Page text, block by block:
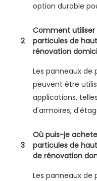
option durable
2
Comment utiliser
particules de
rénovation
Les panneaux
peuvent être
applications,
d'armoires,
3
Où puis-je
particules de
de rénovation
Les panneaux